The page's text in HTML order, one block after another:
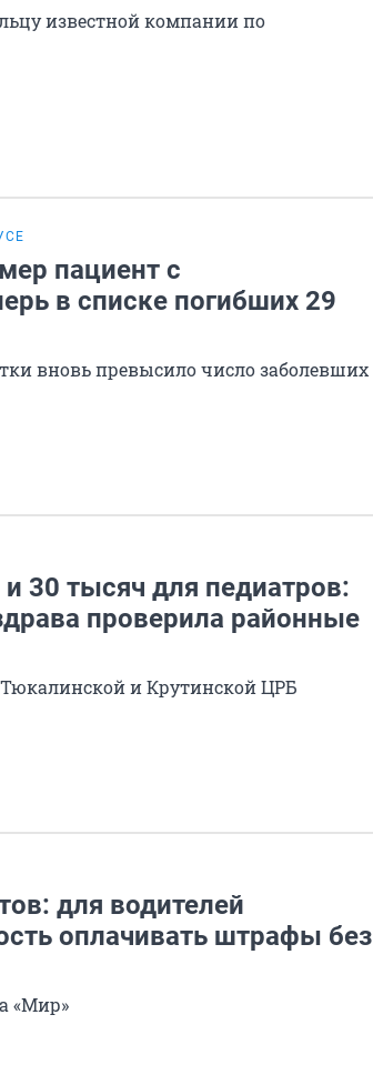
известной компании по
пациент с
в списке погибших 29
вновь превысило число заболевших
30 тысяч для педиатров:
проверила районные
и Крутинской ЦРБ
для водителей
оплачивать штрафы без
«Мир»